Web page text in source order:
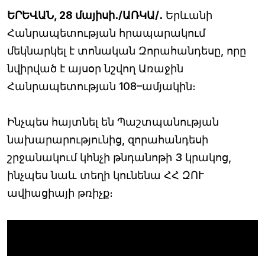
ԵՐԵՎԱՆ, 28 մայիսի․/ԱՌԿԱ/․ Երևանի
Հանրապետության հրապարակում
մեկնարկել է տոնական Զորահանդեսը, որը
նվիրված է այսօր նշվող Առաջին
Հանրապետության 108–ամյակին։
Ինչպես հայտնել են Պաշտպանության
նախարարությունից, զորահանդեսի
շրջանակում կհնչի թնդանոթի 3 կրակոց,
ինչպես նաև տեղի կունենա ՀՀ ԶՈՒ
ավիացիայի թռիչք։